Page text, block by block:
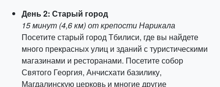
День 2: Старый город
15 минут (4,6 км) от крепости Нарикала
Посетите старый город Тбилиси, где вы найдете
много прекрасных улиц и зданий с туристическими
магазинами и ресторанами. Посетите собор
Святого Георгия, Анчисхати базилику,
Магдалинскую церковь и многие другие